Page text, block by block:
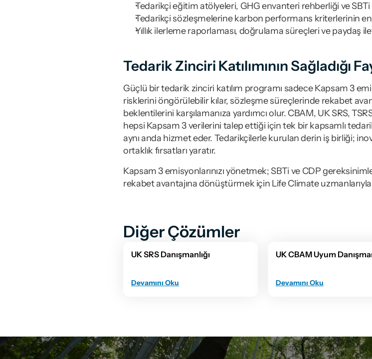
Tedarikçi eğitim atölyeleri, GHG envanteri rehberliği ve
Tedarikçi sözleşmelerine karbon performans kriterlerinin
Yıllık ilerleme raporlaması, doğrulama süreçleri ve paydaş
Tedarik Zinciri Katılımının Sağladığı
Güçlü bir tedarik zinciri katılım programı sadece Kapsam 3
risklerini öngörülebilir kılar, sözleşme süreçlerinde rekabet
beklentilerini karşılamanıza yardımcı olur. CBAM, UK SRS,
hepsi Kapsam 3 verilerini talep ettiği için tek bir kapsamlı
aynı anda hizmet eder. Tedarikçilerle kurulan derin iş birliği;
ortaklık fırsatları yaratır.
Kapsam 3 emisyonlarınızı yönetmek; SBTi ve CDP
rekabet avantajına dönüştürmek için Life Climate
Diğer Çözümler
UK SRS Danışmanlığı
Devamını Oku
UK CBAM Uyum
Devamını Oku